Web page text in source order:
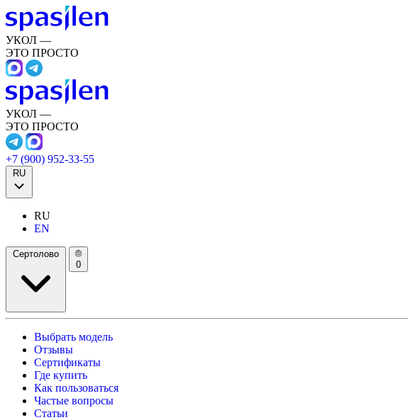
УКОЛ —
ЭТО ПРОСТО
УКОЛ —
ЭТО ПРОСТО
+7 (900) 952-33-55
RU
RU
EN
Сертолово
0
Выбрать модель
Отзывы
Сертификаты
Где купить
Как пользоваться
Частые вопросы
Статьи